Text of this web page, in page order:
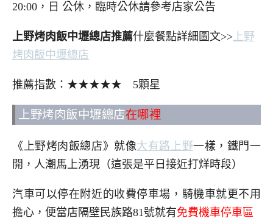
20:00，日 公休，臨時公休請參考店家公告
上野烤肉飯中壢總店推薦什麼餐點詳細圖文>> 上野
烤肉飯中壢總店
推薦指數：★★★★★ 5顆星
上野烤肉飯中壢總店在哪裡
《上野烤肉飯總店》就像大有路上野一樣，鐵門一
開，人潮馬上湧現（這張是平日接近打烊時段）
汽車可以停在附近的收費停車場，騎機車就更不用
擔心，便當店隔壁民族路81號就有免費機車停車區